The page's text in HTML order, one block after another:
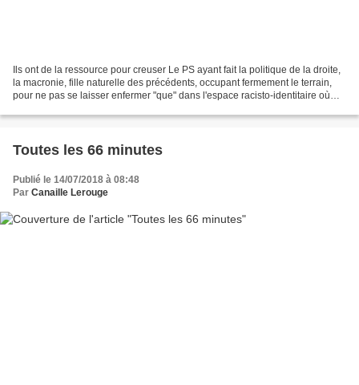
Ils ont de la ressource pour creuser Le PS ayant fait la politique de la droite,
la macronie, fille naturelle des précédents, occupant fermement le terrain,
pour ne pas se laisser enfermer "que" dans l'espace racisto-identitaire où
Toutes les 66 minutes
Publié le 14/07/2018 à 08:48
Par Canaille Lerouge